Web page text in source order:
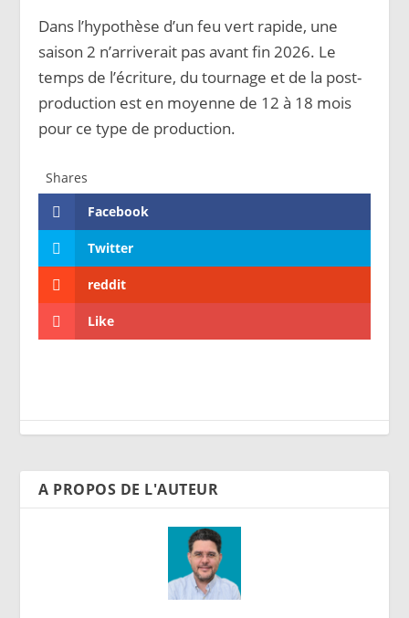
Dans l’hypothèse d’un feu vert rapide, une
saison 2 n’arriverait pas avant fin 2026. Le
temps de l’écriture, du tournage et de la post-
production est en moyenne de 12 à 18 mois
pour ce type de production.
Shares
Facebook
Twitter
reddit
Like
A PROPOS DE L'AUTEUR